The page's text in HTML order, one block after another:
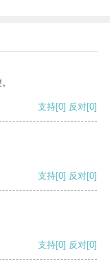
支持[0] 反对[0]
支持[0] 反对[0]
支持[0] 反对[0]